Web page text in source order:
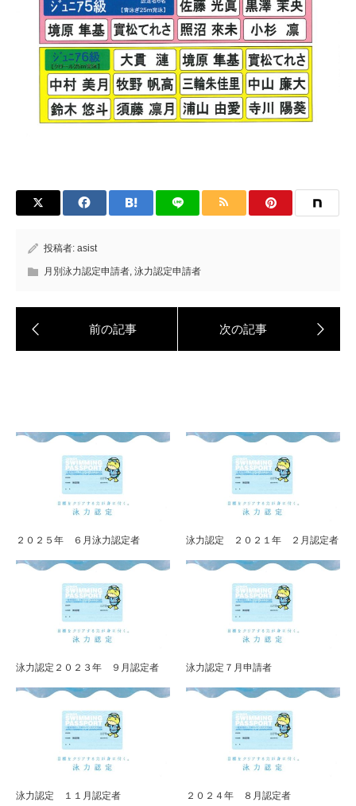
投稿者: asist
月別泳力認定申請者, 泳力認定申請者
２０２５年 ６月泳力認定者 泳力認定 ２０２１年 ２月認定者
泳力認定２０２３年 ９月認定者 泳力認定７月申請者
泳力認定 １１月認定者 ２０２４年 ８月認定者